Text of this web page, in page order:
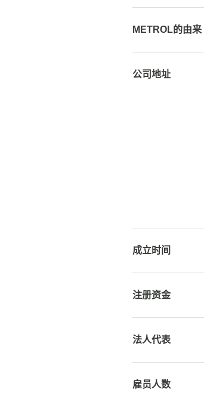
METROL的由来
公司地址
成立时间
注册资金
法人代表
雇员人数